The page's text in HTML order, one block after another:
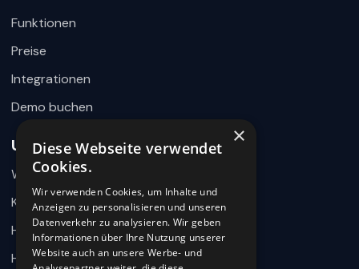
Funktionen
Preise
Integrationen
Demo buchen
Unternehmen
Warum 360HR
Kontakt
Hilfecenter
HR-Wissen
Wie können wir helfen?
hier im Chat zurück.
×
Diese Webseite verwendet
Cookies.
Wir verwenden Cookies, um Inhalte und
Anzeigen zu personalisieren und unseren
Datenverkehr zu analysieren. Wir geben
Informationen über Ihre Nutzung unserer
Website auch an unsere Werbe- und